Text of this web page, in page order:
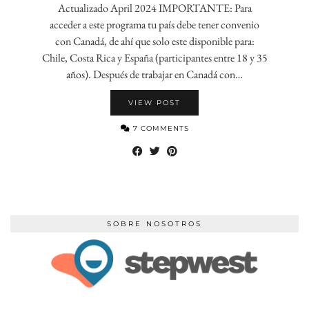
Actualizado April 2024 IMPORTANTE: Para
acceder a este programa tu país debe tener convenio
con Canadá, de ahí que solo este disponible para:
Chile, Costa Rica y España (participantes entre 18 y 35
años). Después de trabajar en Canadá con…
VIEW POST
7 COMMENTS
SOBRE NOSOTROS